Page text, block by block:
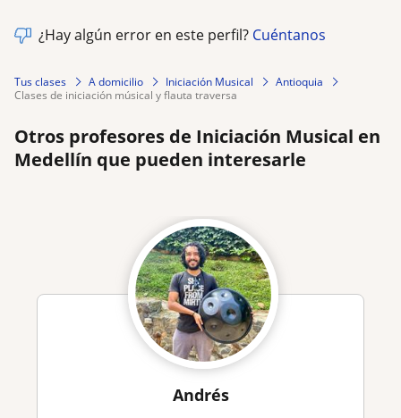
¿Hay algún error en este perfil? Cuéntanos
Tus clases A domicilio Iniciación Musical
Antioquia
clases de iniciación músical y flauta traversa
Otros profesores de Iniciación Musical en
Medellín que pueden interesarle
Andrés